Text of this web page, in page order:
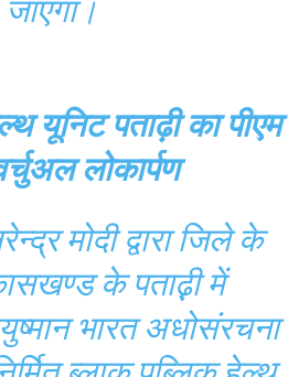
जाएगा।
यूनिट पताढ़ी का पीएम
लोकार्पण
मोदी द्वारा जिले के
के पताढ़़ी में
भारत अधोसंरचना